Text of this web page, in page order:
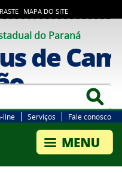
MAPA DO SITE
do Paraná
de
line Serviços Fale conosco